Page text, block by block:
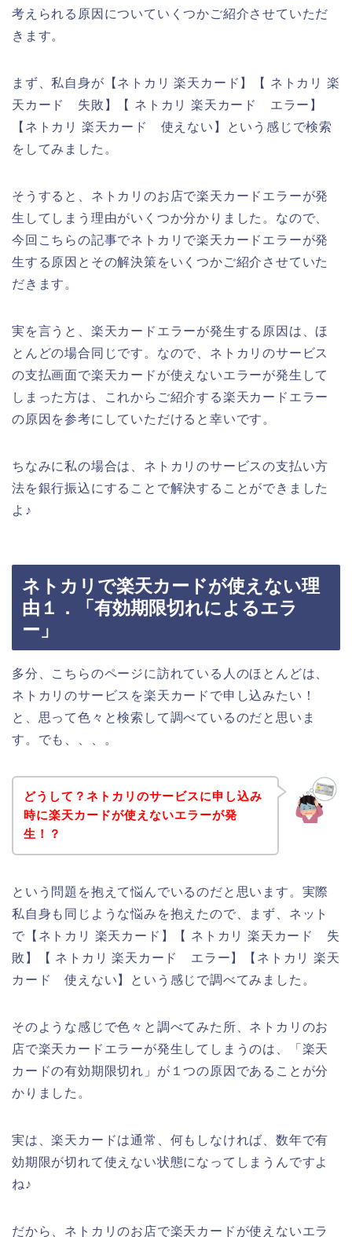
考えられる原因についていくつかご紹介させていただ
きます。
まず、私自身が【ネトカリ 楽天カード】【 ネトカリ 楽
天カード 失敗】【 ネトカリ 楽天カード エラー】
【ネトカリ 楽天カード 使えない】という感じで検索
をしてみました。
そうすると、ネトカリのお店で楽天カードエラーが発
生してしまう理由がいくつか分かりました。なので、
今回こちらの記事でネトカリで楽天カードエラーが発
生する原因とその解決策をいくつかご紹介させていた
だきます。
実を言うと、楽天カードエラーが発生する原因は、ほ
とんどの場合同じです。なので、ネトカリのサービス
の支払画面で楽天カードが使えないエラーが発生して
しまった方は、これからご紹介する楽天カードエラー
の原因を参考にしていただけると幸いです。
ちなみに私の場合は、ネトカリのサービスの支払い方
法を銀行振込にすることで解決することができました
よ♪
ネトカリで楽天カードが使えない理
由１．「有効期限切れによるエラ
ー」
多分、こちらのページに訪れている人のほとんどは、
ネトカリのサービスを楽天カードで申し込みたい！
と、思って色々と検索して調べているのだと思いま
す。でも、、、。
どうして？ネトカリのサービスに申し込み
時に楽天カードが使えないエラーが発
生！？
という問題を抱えて悩んでいるのだと思います。実際
私自身も同じような悩みを抱えたので、まず、ネット
で【ネトカリ 楽天カード】【 ネトカリ 楽天カード 失
敗】【 ネトカリ 楽天カード エラー】【ネトカリ 楽天
カード 使えない】という感じで調べてみました。
そのような感じで色々と調べてみた所、ネトカリのお
店で楽天カードエラーが発生してしまうのは、「楽天
カードの有効期限切れ」が１つの原因であることが分
かりました。
実は、楽天カードは通常、何もしなければ、数年で有
効期限が切れて使えない状態になってしまうんですよ
ね♪
だから、ネトカリのお店で楽天カードが使えないエラ